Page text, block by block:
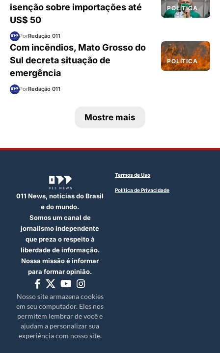
POLÍTICA
isenção sobre importações até
US$ 50
PorRedação 011
POLÍTICA
Com incêndios, Mato Grosso do
Sul decreta situação de
emergência
PorRedação 011
Mostre mais
011 News, notícias do Brasil
e do mundo.
Somos um canal de
jornalismo independente
que preza o respeito à
liberdade de informação.
Nossa missão é informar
para formar opinião.
Nosso site armazena cookies
em seu computador. Eles nos
permitem lembrar de você e
ajudam a personalizar sua
experiência com nosso site.
Termos de Uso
Política de Privacidade